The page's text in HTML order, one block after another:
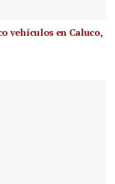
vehículos en Caluco,